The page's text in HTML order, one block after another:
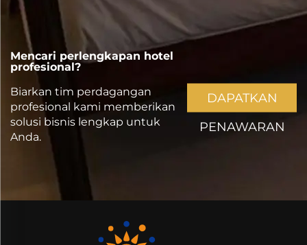
Mencari perlengkapan hotel
profesional?
Biarkan tim perdagangan
profesional kami memberikan
solusi bisnis lengkap untuk
Anda.
DAPATKAN
PENAWARAN